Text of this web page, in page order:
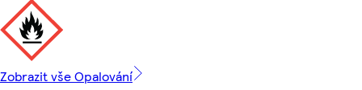
Zobrazit vše Opalování